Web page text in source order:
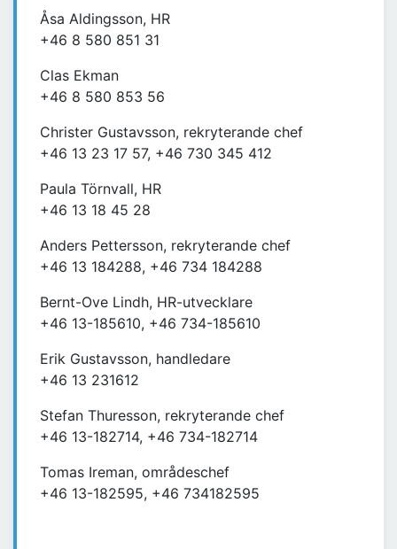
Åsa Aldingsson, HR
+46 8 580 851 31
Clas Ekman
+46 8 580 853 56
Christer Gustavsson, rekryterande chef
+46 13 23 17 57, +46 730 345 412
Paula Törnvall, HR
+46 13 18 45 28
Anders Pettersson, rekryterande chef
+46 13 184288, +46 734 184288
Bernt-Ove Lindh, HR-utvecklare
+46 13-185610, +46 734-185610
Erik Gustavsson, handledare
+46 13 231612
Stefan Thuresson, rekryterande chef
+46 13-182714, +46 734-182714
Tomas Ireman, områdeschef
+46 13-182595, +46 734182595